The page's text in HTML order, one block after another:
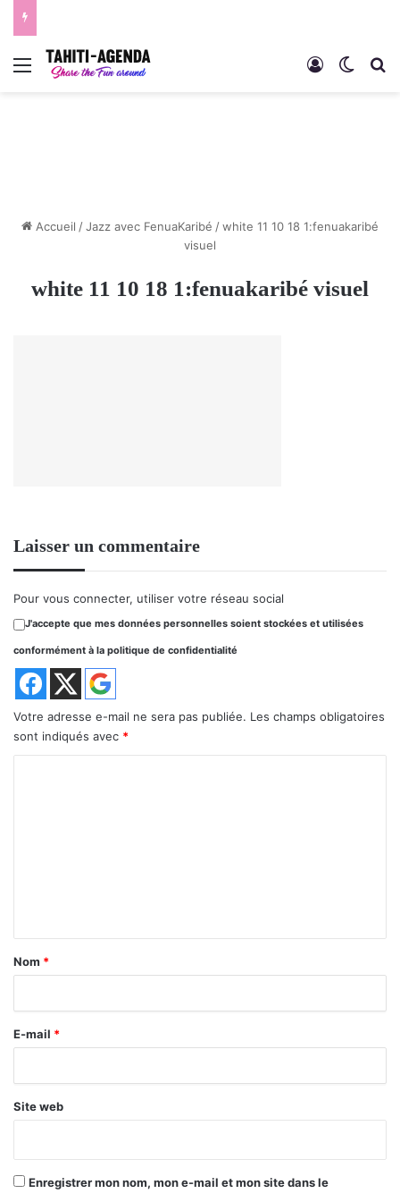
Menu Connexion
Accueil /Jazz avec FenuaKaribé /white 11 10 18 1:fenuakaribé
visuel
white 11 10 18 1:fenuakaribé visuel
Laisser un commentaire
Pour vous connecter, utiliser votre réseau social
J'accepte que mes données personnelles soient stockées et utilisées
conformément à la politique de confidentialité
Votre adresse e-mail ne sera pas publiée. Les champs obligatoires
sont indiqués avec *
a
r
e
Nom *
E-mail *
Site web
Enregistrer mon nom, mon e-mail et mon site dans le